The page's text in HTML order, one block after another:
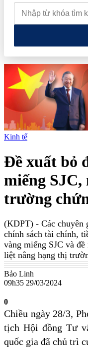
thăm Australia và New
hai dự án luật liên quan
Kinh tế
Đề xuất bỏ
miếng
trường
(KDPT) - Các chuyên
chính sách tài chính,
vàng miếng SJC và
liệt nâng hạng thị
Bảo Linh
09h35 29/03/2024
0
Chiều ngày 28/3,
tịch Hội đồng Tư
quốc gia đã chủ trì